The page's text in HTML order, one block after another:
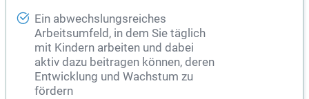
Ein abwechslungsreiches
Arbeitsumfeld, in dem Sie täglich
mit Kindern arbeiten und dabei
aktiv dazu beitragen können, deren
Entwicklung und Wachstum zu
fördern